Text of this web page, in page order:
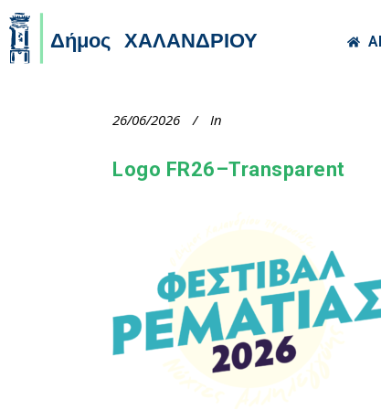
26/06/2026 In
Logo FR26–Transparent